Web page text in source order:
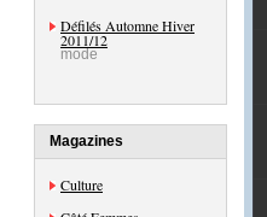
Défilés Automne Hiver
2011/12
mode
Magazines
Culture